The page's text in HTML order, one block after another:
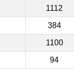
1112
384
1100
94